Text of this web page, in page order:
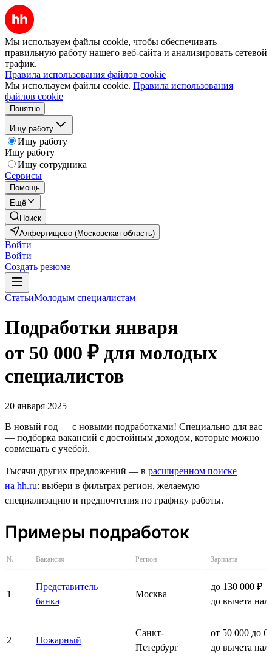
Мы используем файлы cookie, чтобы обеспечивать
правильную работу нашего веб-сайта и анализировать сетевой
трафик.
Правила использования файлов cookie
Мы используем файлы cookie. Правила использования
файлов cookie
Понятно
Ищу работу
Ищу работу
Ищу работу
Ищу сотрудника
Сервисы
Помощь
Ещё
Поиск
Алфертищево (Московская область)
Войти
Войти
Создать резюме
СтатьиМолодым специалистам
Подработки января
от 50 000 ₽ для молодых
специалистов
20 января 2025
В новый год — с новыми подработками! Специально для вас
— подборка вакансий с достойным доходом, которые можно
совмещать с учебой.
Тысячи других предложений — в расширенном поиске
на hh.ru: выбери в фильтрах регион, желаемую
специализацию и предпочтения по графику работы.
Примеры подработок
№ Вакансия Регион Зарплата
1
Представитель
банка
Москва
до 130 000 ₽
до вычета
2 Пожарный
Санкт-
Петербург
от 50 000 до
до вычета